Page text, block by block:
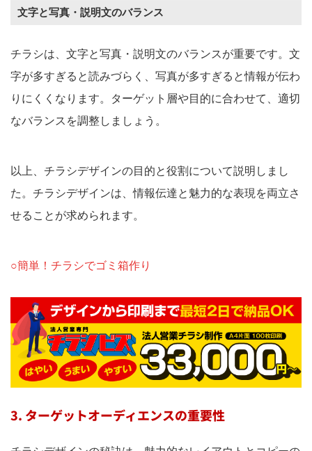
文字と写真・説明文のバランス
チラシは、文字と写真・説明文のバランスが重要です。文
字が多すぎると読みづらく、写真が多すぎると情報が伝わ
りにくくなります。ターゲット層や目的に合わせて、適切
なバランスを調整しましょう。
以上、チラシデザインの目的と役割について説明しまし
た。チラシデザインは、情報伝達と魅力的な表現を両立さ
せることが求められます。
○簡単！チラシでゴミ箱作り
3. ターゲットオーディエンスの重要性